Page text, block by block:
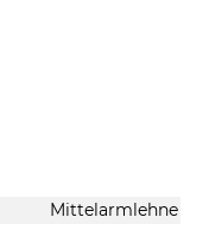
Mittelarmlehne